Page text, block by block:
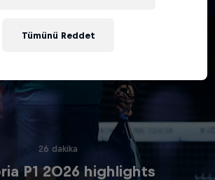
26 dakika
P1 2026 highlights
Tümünü Reddet